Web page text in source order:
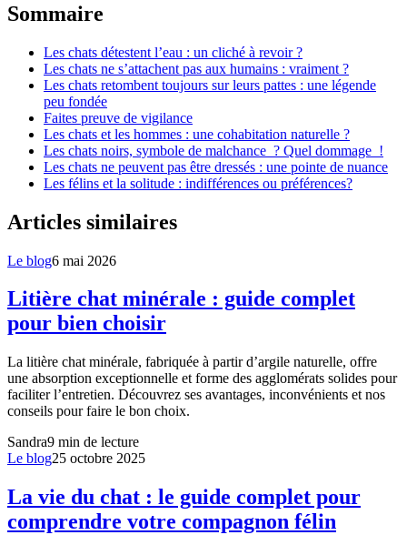
Sommaire
Les chats détestent l’eau : un cliché à revoir ?
Les chats ne s’attachent pas aux humains : vraiment ?
Les chats retombent toujours sur leurs pattes : une légende
peu fondée
Faites preuve de vigilance
Les chats et les hommes : une cohabitation naturelle ?
Les chats noirs, symbole de malchance ? Quel dommage !
Les chats ne peuvent pas être dressés : une pointe de nuance
Les félins et la solitude : indifférences ou préférences?
Articles similaires
Le blog6 mai 2026
Litière chat minérale : guide complet
pour bien choisir
La litière chat minérale, fabriquée à partir d’argile naturelle, offre
une absorption exceptionnelle et forme des agglomérats solides pour
faciliter l’entretien. Découvrez ses avantages, inconvénients et nos
conseils pour faire le bon choix.
Sandra9 min de lecture
Le blog25 octobre 2025
La vie du chat : le guide complet pour
comprendre votre compagnon félin